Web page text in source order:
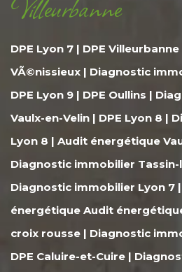
DPE Lyon 7 | DPE Villeurbanne
VÃ©nissieux | Diagnostic
DPE Lyon 9 | DPE Oullins |
Vaulx-en-Velin | DPE Lyon 8 |
Lyon 8 | Audit énergétique
Diagnostic immobilier Tassin-
Diagnostic immobilier Lyon 7 |
énergétique Audit
croix rousse | Diagnostic
DPE Caluire-et-Cuire |